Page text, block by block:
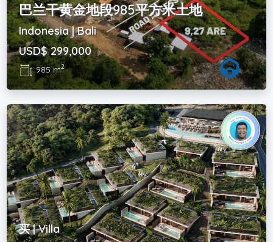
巴兰干黄金地段985平方米土地
Indonesia | Bali
USD$ 299,000
985 m2
买 | Villa